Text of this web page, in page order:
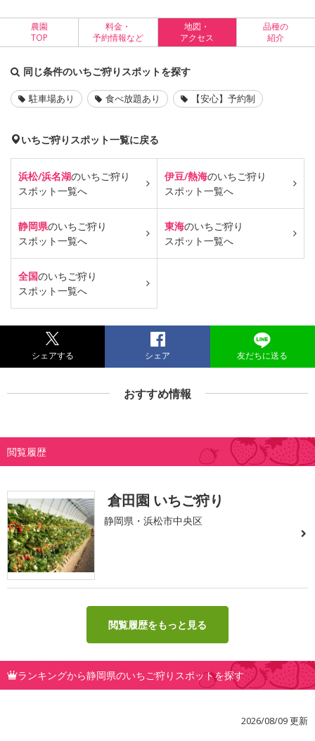
農園
TOP
料金・
予約情報など
地図・
アクセス
品種の
紹介
同じ条件のいちご狩りスポットを探す
駐車場あり 食べ放題あり 【安心】予約制
いちご狩りスポット一覧に戻る
浜松/浜名湖のいちご狩り
スポット一覧へ
伊豆/熱海のいちご狩り
スポット一覧へ
静岡県のいちご狩り
スポット一覧へ
東海のいちご狩り
スポット一覧へ
全国のいちご狩り
スポット一覧へ
シェアする シェア 友だちに送る
おすすめ情報
閲覧履歴
倉田園 いちご狩り
静岡県・浜松市中央区
閲覧履歴をもっと見る
ランキングから静岡県のいちご狩りスポットを探す
2026/08/09 更新